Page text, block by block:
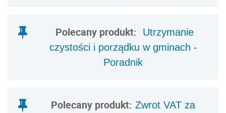
Polecany produkt:
Utrzymanie
czystości i porządku w gminach -
Poradnik
Polecany produkt: Zwrot VAT za